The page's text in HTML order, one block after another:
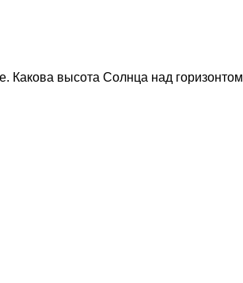
Какова высота Солнца над